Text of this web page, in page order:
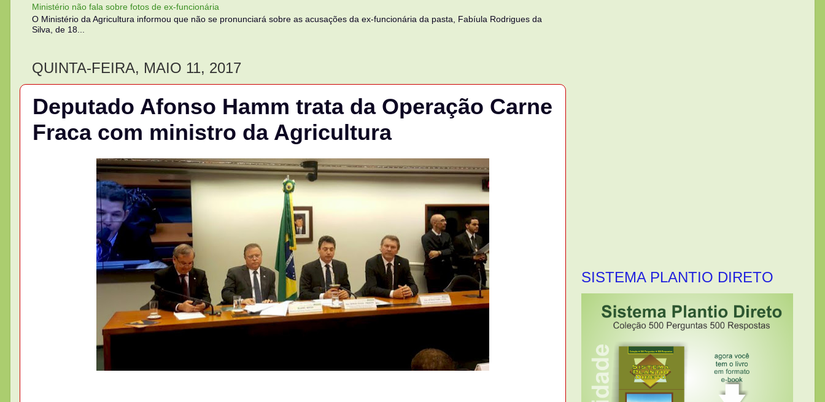
Ministério não fala sobre fotos de ex-funcionária
O Ministério da Agricultura informou que não se pronunciará sobre as acusações da ex-funcionária da pasta, Fabíula Rodrigues da
Silva, de 18...
QUINTA-FEIRA, MAIO 11, 2017
Deputado Afonso Hamm trata da Operação Carne
Fraca com ministro da Agricultura
SISTEMA PLANTIO DIRETO